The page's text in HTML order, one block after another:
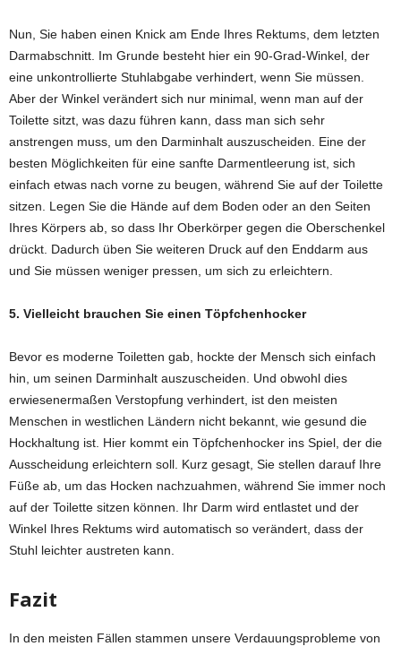
Nun, Sie haben einen Knick am Ende Ihres Rektums, dem letzten
Darmabschnitt. Im Grunde besteht hier ein 90-Grad-Winkel, der
eine unkontrollierte Stuhlabgabe verhindert, wenn Sie müssen.
Aber der Winkel verändert sich nur minimal, wenn man auf der
Toilette sitzt, was dazu führen kann, dass man sich sehr
anstrengen muss, um den Darminhalt auszuscheiden. Eine der
besten Möglichkeiten für eine sanfte Darmentleerung ist, sich
einfach etwas nach vorne zu beugen, während Sie auf der Toilette
sitzen. Legen Sie die Hände auf dem Boden oder an den Seiten
Ihres Körpers ab, so dass Ihr Oberkörper gegen die Oberschenkel
drückt. Dadurch üben Sie weiteren Druck auf den Enddarm aus
und Sie müssen weniger pressen, um sich zu erleichtern.
5. Vielleicht brauchen Sie einen Töpfchenhocker
Bevor es moderne Toiletten gab, hockte der Mensch sich einfach
hin, um seinen Darminhalt auszuscheiden. Und obwohl dies
erwiesenermaßen Verstopfung verhindert, ist den meisten
Menschen in westlichen Ländern nicht bekannt, wie gesund die
Hockhaltung ist. Hier kommt ein Töpfchenhocker ins Spiel, der die
Ausscheidung erleichtern soll. Kurz gesagt, Sie stellen darauf Ihre
Füße ab, um das Hocken nachzuahmen, während Sie immer noch
auf der Toilette sitzen können. Ihr Darm wird entlastet und der
Winkel Ihres Rektums wird automatisch so verändert, dass der
Stuhl leichter austreten kann.
Fazit
In den meisten Fällen stammen unsere Verdauungsprobleme von